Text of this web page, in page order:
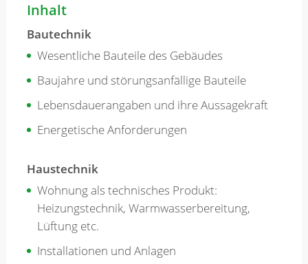
Inhalt
Bautechnik
Wesentliche Bauteile des Gebäudes
Baujahre und störungsanfällige Bauteile
Lebensdauerangaben und ihre Aussagekraft
Energetische Anforderungen
Haustechnik
Wohnung als technisches Produkt:
Heizungstechnik, Warmwasserbereitung,
Lüftung etc.
Installationen und Anlagen